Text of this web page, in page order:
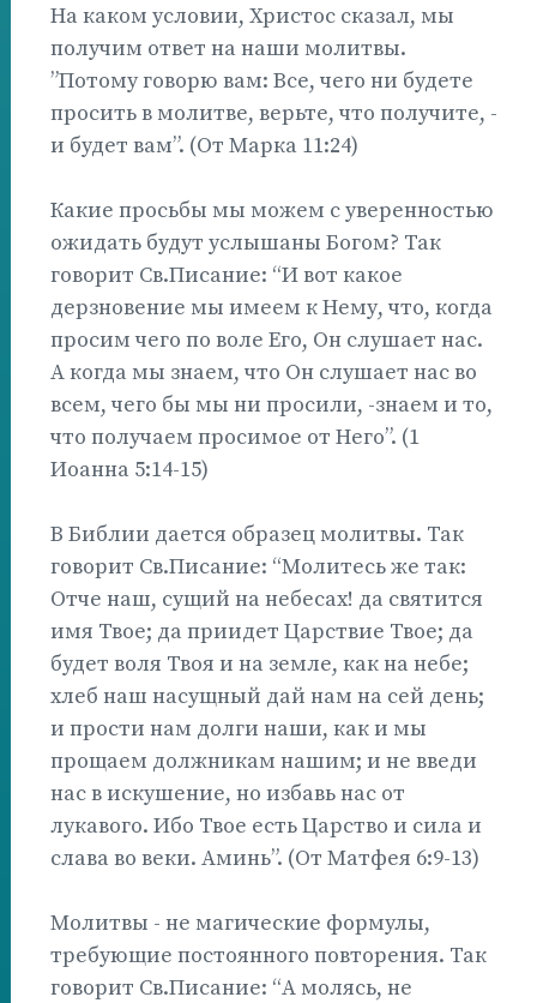
На каком условии, Христос сказал, мы
получим ответ на наши молитвы.
”Потому говорю вам: Все, чего ни будете
просить в молитве, верьте, что получите, -
и будет вам”. (От Марка 11:24)
Какие просьбы мы можем с уверенностью
ожидать будут услышаны Богом? Так
говорит Св.Писание: “И вот какое
дерзновение мы имеем к Нему, что, когда
просим чего по воле Его, Он слушает нас.
А когда мы знаем, что Он слушает нас во
всем, чего бы мы ни просили, -знаем и то,
что получаем просимое от Него”. (1
Иоанна 5:14-15)
В Библии дается образец молитвы. Так
говорит Св.Писание: “Молитесь же так:
Отче наш, сущий на небесах! да святится
имя Твое; да приидет Царствие Твое; да
будет воля Твоя и на земле, как на небе;
хлеб наш насущный дай нам на сей день;
и прости нам долги наши, как и мы
прощаем должникам нашим; и не введи
нас в искушение, но избавь нас от
лукавого. Ибо Твое есть Царство и сила и
слава во веки. Аминь”. (От Матфея 6:9-13)
Молитвы - не магические формулы,
требующие постоянного повторения. Так
говорит Св.Писание: “А молясь, не